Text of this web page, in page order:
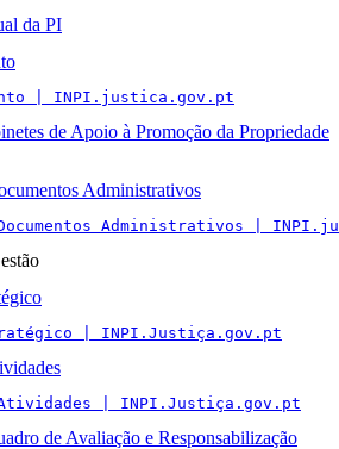
da PI
| INPI.justica.gov.pt
de Apoio à Promoção da Propriedade
Administrativos
Administrativos |
| INPI.Justiça.gov.pt
| INPI.Justiça.gov.pt
de Avaliação e Responsabilização